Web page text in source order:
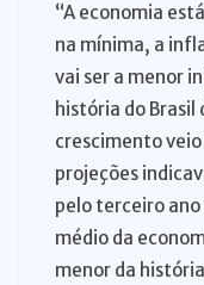
“A economia
na mínima, a
vai ser a menor
história do Brasil
crescimento
projeções
pelo terceiro
médio da
menor da